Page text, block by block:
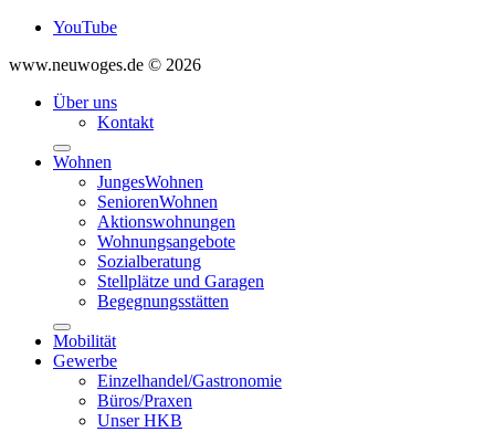
YouTube
www.neuwoges.de © 2026
Über uns
Kontakt
Wohnen
JungesWohnen
SeniorenWohnen
Aktionswohnungen
Wohnungsangebote
Sozialberatung
Stellplätze und Garagen
Begegnungsstätten
Mobilität
Gewerbe
Einzelhandel/Gastronomie
Büros/Praxen
Unser HKB